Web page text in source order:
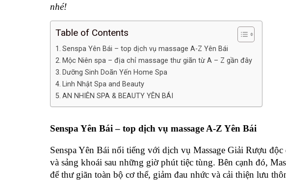
nhé!
Table of Contents
Senspa Yên Bái – top dịch vụ massage A-Z Yên Bái
Mộc Niên spa – địa chỉ massage thư giãn từ A – Z gần đây
Dưỡng Sinh Doãn Yến Home Spa
Linh Nhật Spa and Beauty
AN NHIÊN SPA & BEAUTY YÊN BÁI
Senspa Yên Bái – top dịch vụ massage A-Z Yên Bái
Senspa Yên Bái nổi tiếng với dịch vụ Massage Giải Rượu
và sảng khoái sau những giờ phút tiệc tùng. Bên cạnh đó,
để thư giãn toàn bộ cơ thể, giảm đau nhức và cải thiện lưu